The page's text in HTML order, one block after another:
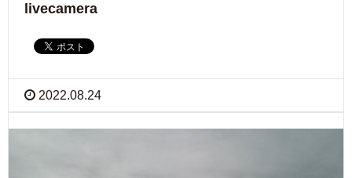
livecamera
2022.08.24